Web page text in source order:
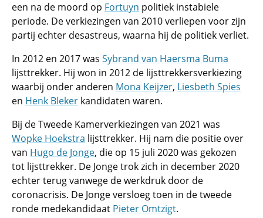
een na de moord op Fortuyn politiek instabiele
periode. De verkiezingen van 2010 verliepen voor zijn
partij echter desastreus, waarna hij de politiek verliet.
In 2012 en 2017 was Sybrand van Haersma Buma
lijsttrekker. Hij won in 2012 de lijsttrekkersverkiezing
waarbij onder anderen Mona Keijzer, Liesbeth Spies
en Henk Bleker kandidaten waren.
Bij de Tweede Kamerverkiezingen van 2021 was
Wopke Hoekstra lijsttrekker. Hij nam die positie over
van Hugo de Jonge, die op 15 juli 2020 was gekozen
tot lijsttrekker. De Jonge trok zich in december 2020
echter terug vanwege de werkdruk door de
coronacrisis. De Jonge versloeg toen in de tweede
ronde medekandidaat Pieter Omtzigt.